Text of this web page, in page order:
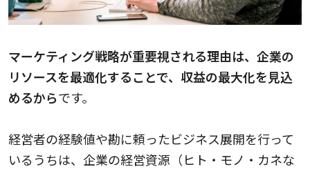
マーケティング戦略が重要視される理由は、企業の
リソースを最適化することで、収益の最大化を見込
めるからです。
経営者の経験値や勘に頼ったビジネス展開を行って
いるうちは、企業の経営資源（ヒト・モノ・カネな